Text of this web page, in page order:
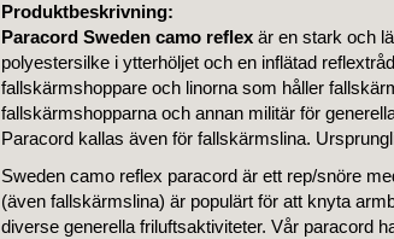
Produktbeskrivning:
Paracord Sweden camo reflex är en stark och
polyestersilke i ytterhöljet och en inflätad
fallskärmshoppare och linorna som håller
fallskärmshopparna och annan militär för
Paracord kallas även för fallskärmslina.
Sweden camo reflex paracord är ett rep/snöre
(även fallskärmslina) är populärt för att knyta
diverse generella friluftsaktiviteter. Vår paracord